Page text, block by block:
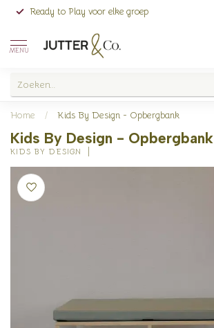
Ready to Play voor elke groep
MENU
Home / Kids By Design - Opbergbank
Kids By Design - Opbergbank
KIDS BY DESIGN